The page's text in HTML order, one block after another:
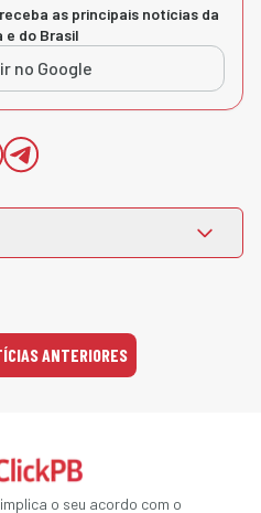
as principais notícias da
e do Brasil
no Google
ANTERIORES
o seu acordo com o